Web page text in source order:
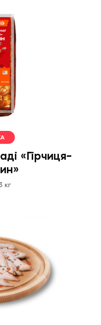
«Гірчиця-
кг